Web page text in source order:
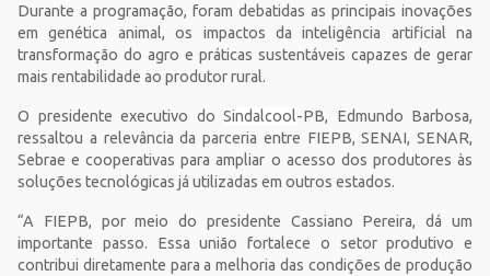
Durante a programação, foram debatidas as principais inovações
em genética animal, os impactos da inteligência artificial na
transformação do agro e práticas sustentáveis capazes de gerar
mais rentabilidade ao produtor rural.
O presidente executivo do Sindalcool-PB, Edmundo Barbosa,
ressaltou a relevância da parceria entre FIEPB, SENAI, SENAR,
Sebrae e cooperativas para ampliar o acesso dos produtores às
soluções tecnológicas já utilizadas em outros estados.
“A FIEPB, por meio do presidente Cassiano Pereira, dá um
importante passo. Essa união fortalece o setor produtivo e
contribui diretamente para a melhoria das condições de produção